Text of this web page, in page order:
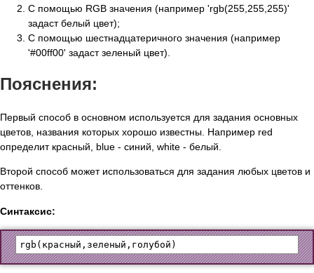
С помощью RGB значения (например 'rgb(255,255,255)'
задаст белый цвет);
С помощью шестнадцатеричного значения (например
'#00ff00' задаст зеленый цвет).
Пояснения:
Первый способ в основном используется для задания основных
цветов, названия которых хорошо известны. Например red
определит красный, blue - синий, white - белый.
Второй способ может использоваться для задания любых цветов и
оттенков.
Синтаксис:
rgb( красный , зеленый , голубой